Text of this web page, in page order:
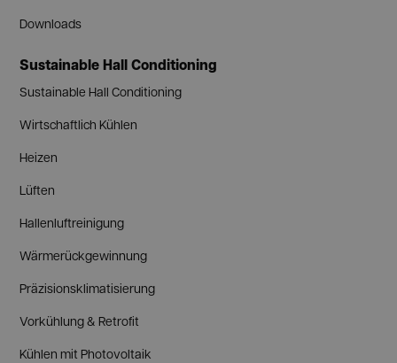
Downloads
Sustainable Hall Conditioning
Sustainable Hall Conditioning
Wirtschaftlich Kühlen
Heizen
Lüften
Hallenluftreinigung
Wärmerückgewinnung
Präzisionsklimatisierung
Vorkühlung & Retrofit
Kühlen mit Photovoltaik